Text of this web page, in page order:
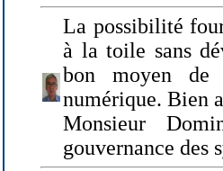
La possibilité
à la toile sans
bon moyen de
numérique. Bien
Monsieur
gouvernance des